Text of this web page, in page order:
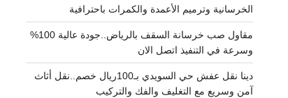
الخرسانية وترميم الأعمدة والكمرات باحترافية
مقاول صب خرسانة السقف بالرياض..جودة عالية 100%
وسرعة في التنفيذ اتصل الان
دينا نقل عفش حي السويدي بـ100ريال خصم..نقل أثاث
آمن وسريع مع التغليف والفك والتركيب